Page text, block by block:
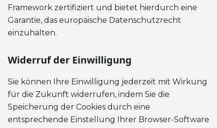
Framework zertifiziert und bietet hierdurch eine
Garantie, das europäische Datenschutzrecht
einzuhalten.
Widerruf der Einwilligung
Sie können Ihre Einwilligung jederzeit mit Wirkung
für die Zukunft widerrufen, indem Sie die
Speicherung der Cookies durch eine
entsprechende Einstellung Ihrer Browser-Software